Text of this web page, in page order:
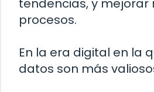
tendencias, y mejorar
procesos.
En la era digital en la
datos son más